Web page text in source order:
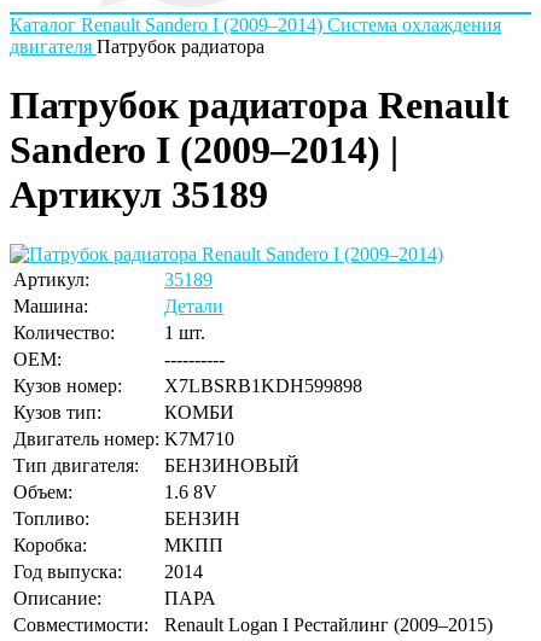
Каталог Renault Sandero I (2009–2014) Система охлаждения
двигателя Патрубок радиатора
Патрубок радиатора Renault
Sandero I (2009–2014) |
Артикул 35189
Артикул:
35189
Машина:
Детали
Количество:
1 шт.
OEM:
----------
Кузов номер:
X7LBSRB1KDH599898
Кузов тип:
КОМБИ
Двигатель номер: K7M710
Тип двигателя:
БЕНЗИНОВЫЙ
Объем:
1.6 8V
Топливо:
БЕНЗИН
Коробка:
МКПП
Год выпуска:
2014
Описание:
ПАРА
Совместимости:
Renault Logan I Рестайлинг (2009–2015)